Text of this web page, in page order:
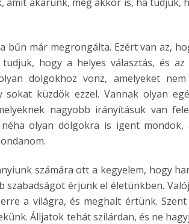
bűn már megrongálta. Ezért van az,
hogy a helyes választás, és az
dolgokhoz vonz, amelyeket
küzdök ezzel. Vannak olyan
nagyobb irányításuk van
olyan dolgokra is igent mondok,
számára ott a kegyelem, hogy
érjünk el életünkben.
a világra, és meghalt értünk. Szent
Álljatok tehát szilárdan, és ne